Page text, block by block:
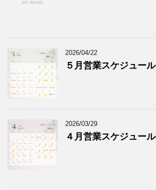
2026/04/22
５月営業スケジュール
2026/03/29
４月営業スケジュール